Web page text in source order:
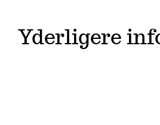
Yderligere